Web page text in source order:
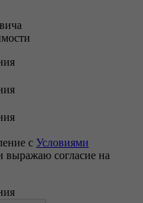
с Условиями
выражаю согласие на